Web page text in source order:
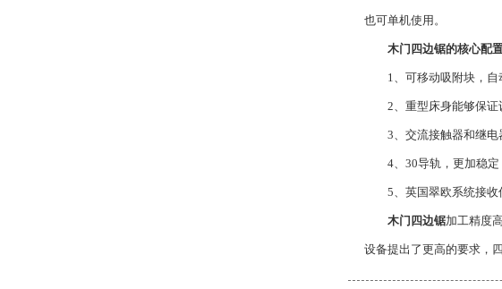
也可单机使用。
木门四边锯的核心配置
1、可移动吸附块，自
2、重型床身能够保证
3、交流接触器和继电
4、30导轨，更加稳定
5、英国翠欧系统接收
木门四边锯加工精度
设备提出了更高的要求，